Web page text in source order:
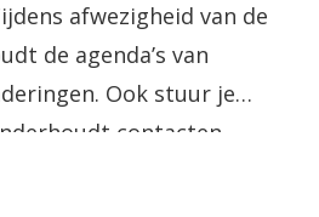
afwezigheid van de
de agenda’s van
Ook stuur je
contacten
je les in verschillende